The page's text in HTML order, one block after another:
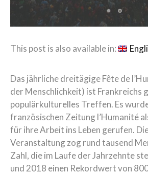
This post is also available in:
Das jährliche dreitägige Fête de
der Menschlichkeit) ist Frankreichs
populärkulturelles Treffen. Es
französischen Zeitung l’Humanité
für ihre Arbeit ins Leben gerufen.
Veranstaltung zog rund tausend
Zahl, die im Laufe der Jahrzehnte
und 2018 einen Rekordwert von